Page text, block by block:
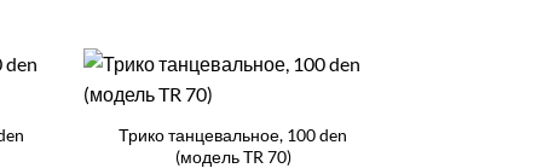
Трико танцевальное, 100 den
(модель TR 70)